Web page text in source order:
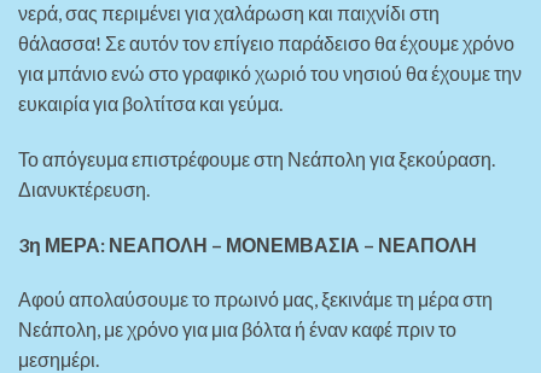
νερά, σας περιμένει για χαλάρωση και παιχνίδι στη
θάλασσα! Σε αυτόν τον επίγειο παράδεισο θα έχουμε χρόνο
για μπάνιο ενώ στο γραφικό χωριό του νησιού θα έχουμε την
ευκαιρία για βολτίτσα και γεύμα.
Το απόγευμα επιστρέφουμε στη Νεάπολη για ξεκούραση.
Διανυκτέρευση.
3η ΜΕΡΑ: ΝΕΑΠΟΛΗ – ΜΟΝΕΜΒΑΣΙΑ – ΝΕΑΠΟΛΗ
Αφού απολαύσουμε το πρωινό μας, ξεκινάμε τη μέρα στη
Νεάπολη, με χρόνο για μια βόλτα ή έναν καφέ πριν το
μεσημέρι.